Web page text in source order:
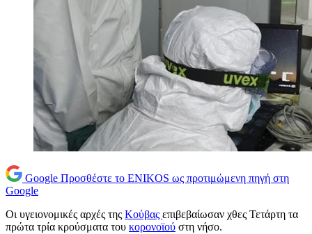
Google Προσθέστε το ENIKOS ως προτιμώμενη πηγή στη
Google
Οι υγειονομικές αρχές της Κούβας επιβεβαίωσαν χθες Τετάρτη τα
πρώτα τρία κρούσματα του κορονοϊού στη νήσο.